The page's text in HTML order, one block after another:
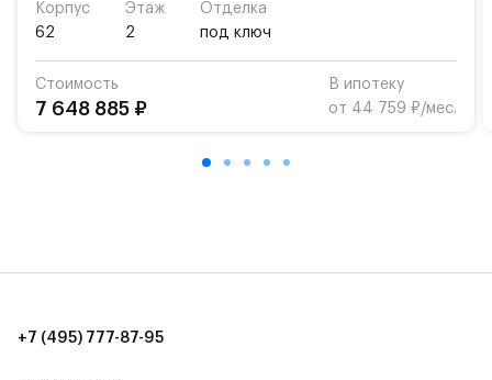
парковки.
Территория квартала приватная, въезд
осуществляется по пропускам.#yan19-2r1350066#
Корпус
62
Этаж
2
Отделка
под ключ
Стоимость
7 648 885 ₽
В ипотеку
от 44 759 ₽/мес.
+7 (495) 777-87-95